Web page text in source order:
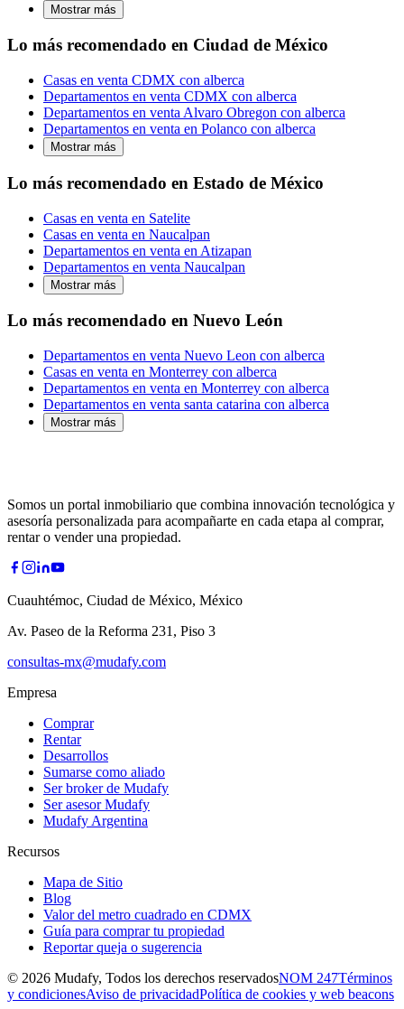
Mostrar más
Lo más recomendado en Ciudad de México
Casas en venta CDMX con alberca
Departamentos en venta CDMX con alberca
Departamentos en venta Alvaro Obregon con alberca
Departamentos en venta en Polanco con alberca
Mostrar más
Lo más recomendado en Estado de México
Casas en venta en Satelite
Casas en venta en Naucalpan
Departamentos en venta en Atizapan
Departamentos en venta Naucalpan
Mostrar más
Lo más recomendado en Nuevo León
Departamentos en venta Nuevo Leon con alberca
Casas en venta en Monterrey con alberca
Departamentos en venta en Monterrey con alberca
Departamentos en venta santa catarina con alberca
Mostrar más
Somos un portal inmobiliario que combina innovación tecnológica y
asesoría personalizada para acompañarte en cada etapa al comprar,
rentar o vender una propiedad.
Cuauhtémoc, Ciudad de México, México
Av. Paseo de la Reforma 231, Piso 3
consultas-mx@mudafy.com
Empresa
Comprar
Rentar
Desarrollos
Sumarse como aliado
Ser broker de Mudafy
Ser asesor Mudafy
Mudafy Argentina
Recursos
Mapa de Sitio
Blog
Valor del metro cuadrado en CDMX
Guía para comprar tu propiedad
Reportar queja o sugerencia
© 2026 Mudafy, Todos los derechos reservadosNOM 247Términos
y condicionesAviso de privacidadPolítica de cookies y web beacons